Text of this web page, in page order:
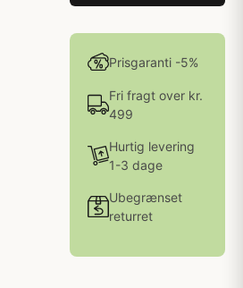
Prisgaranti -5%
Fri fragt over kr.
499
Hurtig levering
1-3 dage
Ubegrænset
returret